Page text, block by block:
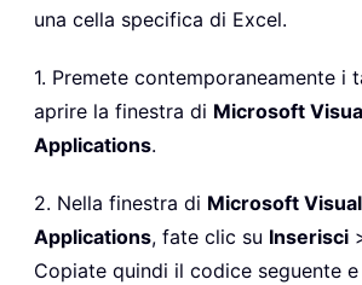
una cella specifica di Excel.
1. Premete contemporaneamente i
aprire la finestra di Microsoft
Applications.
2. Nella finestra di Microsoft
Applications, fate clic su Inserisci
Copiate quindi il codice seguente